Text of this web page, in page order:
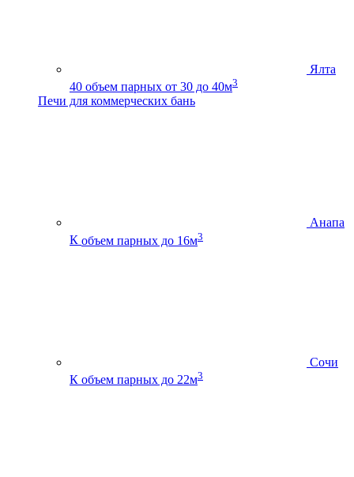
Ялта
40 объем парных от 30 до 40м3
Печи для коммерческих бань
Анапа
К объем парных до 16м3
Сочи
К объем парных до 22м3